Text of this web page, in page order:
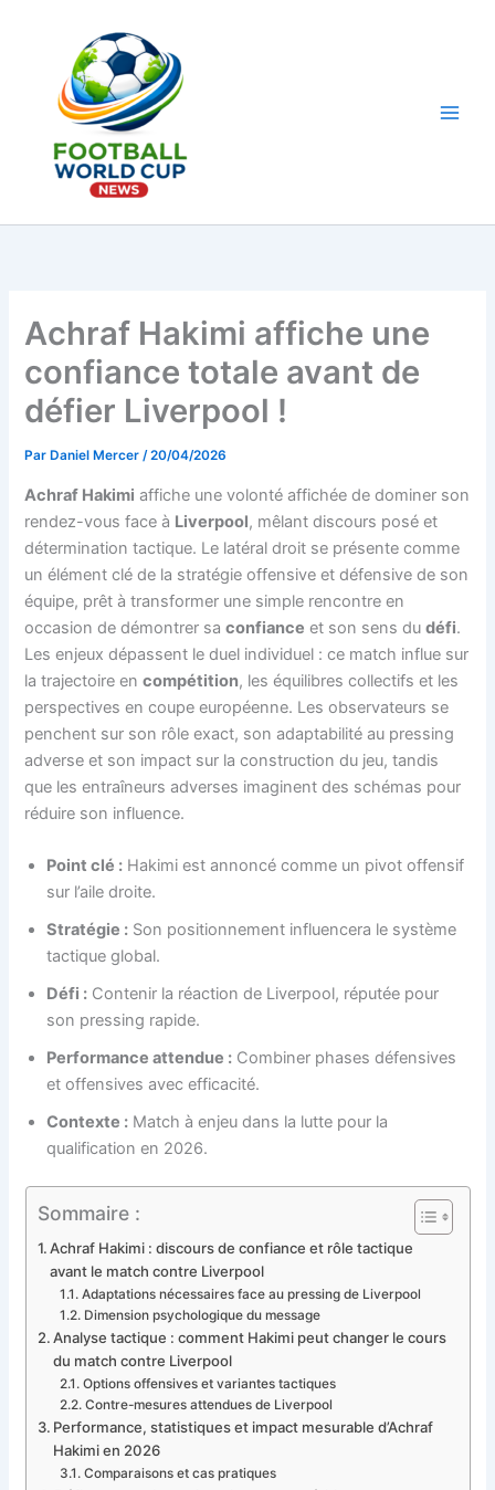
Achraf Hakimi affiche une
confiance totale avant de
défier Liverpool !
Par Daniel Mercer/20/04/2026
Achraf Hakimi affiche une volonté affichée de dominer son
rendez-vous face à Liverpool, mêlant discours posé et
détermination tactique. Le latéral droit se présente comme
un élément clé de la stratégie offensive et défensive de son
équipe, prêt à transformer une simple rencontre en
occasion de démontrer saconfiance et son sens dudéfi.
Les enjeux dépassent le duel individuel : ce match influe sur
la trajectoire encompétition, les équilibres collectifs et les
perspectives en coupe européenne. Les observateurs se
penchent sur son rôle exact, son adaptabilité au pressing
adverse et son impact sur la construction du jeu, tandis
que les entraîneurs adverses imaginent des schémas pour
réduire son influence.
Point clé : Hakimi est annoncé comme un pivot offensif
sur l’aile droite.
Stratégie : Son positionnement influencera le système
tactique global.
Défi : Contenir la réaction de Liverpool, réputée pour
son pressing rapide.
Performance attendue : Combiner phases défensives
et offensives avec efficacité.
Contexte : Match à enjeu dans la lutte pour la
qualification en 2026.
Sommaire :
Achraf Hakimi : discours de confiance et rôle tactique
avant le match contre Liverpool
Adaptations nécessaires face au pressing de Liverpool
Dimension psychologique du message
Analyse tactique : comment Hakimi peut changer le cours
du match contre Liverpool
Options offensives et variantes tactiques
Contre-mesures attendues de Liverpool
Performance, statistiques et impact mesurable d’Achraf
Hakimi en 2026
Comparaisons et cas pratiques